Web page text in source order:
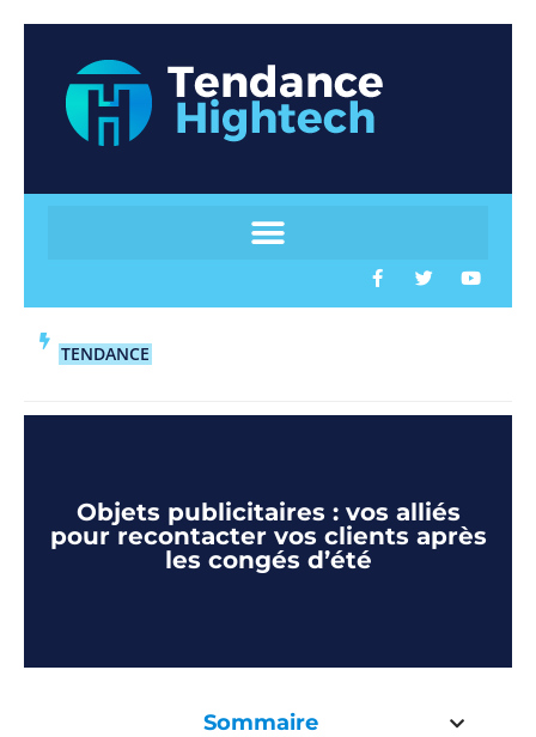
TENDANCE
Objets publicitaires : vos alliés
pour recontacter vos clients après
les congés d’été
Sommaire